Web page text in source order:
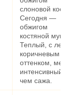
слоновой
Сегодня —
обжигом
костяной муки.
Теплый, с
коричневым
оттенком,
интенсивный,
чем сажа.